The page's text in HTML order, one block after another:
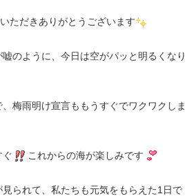
ただきありがとうございます
のように、今日は空がパッと明るくなり
梅雨明け宣言ももうすぐでワクワクしま
ぐ これからの海が楽しみです
られて、私たちも元気をもらえた1日で